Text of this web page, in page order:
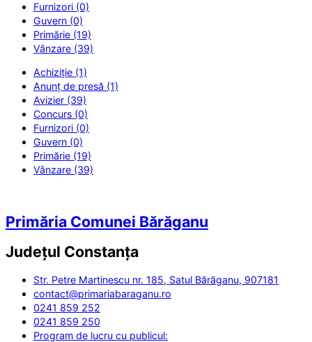
Furnizori (0)
Guvern (0)
Primărie (19)
Vânzare (39)
Achiziție (1)
Anunț de presă (1)
Avizier (39)
Concurs (0)
Furnizori (0)
Guvern (0)
Primărie (19)
Vânzare (39)
Primăria Comunei Bărăganu
Județul Constanța
Str. Petre Martinescu nr. 185, Satul Bărăganu, 907181
contact@primariabaraganu.ro
0241 859 252
0241 859 250
Program de lucru cu publicul: